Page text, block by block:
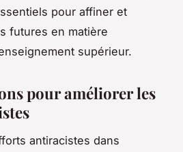
pour affiner et
futures en matière
supérieur.
pour améliorer les
antiracistes dans